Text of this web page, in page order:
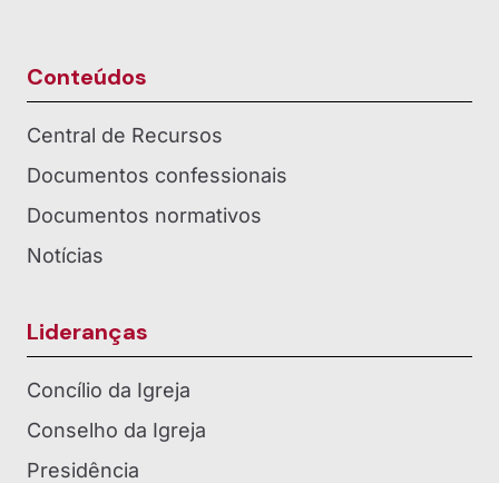
Conteúdos
Central de Recursos
Documentos confessionais
Documentos normativos
Notícias
Lideranças
Concílio da Igreja
Conselho da Igreja
Presidência